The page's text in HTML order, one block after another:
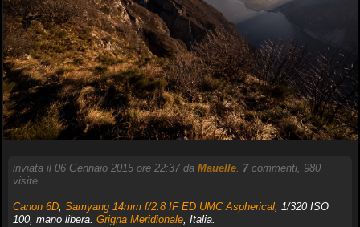
inviata il 06 Gennaio 2015 ore 22:37 da Mauelle. 7commenti, 980
visite.
Canon 6D, Samyang 14mm f/2.8 IF ED UMC Aspherical, 1/320 ISO
100, mano libera. Grigna Meridionale, Italia.